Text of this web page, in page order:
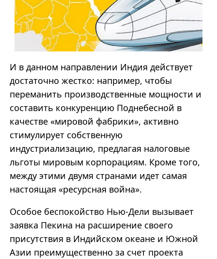
И в данном направлении Индия действует
достаточно жестко: например, чтобы
переманить производственные мощности и
составить конкуренцию Поднебесной в
качестве «мировой фабрики», активно
стимулирует собственную
индустриализацию, предлагая налоговые
льготы мировым корпорациям. Кроме того,
между этими двумя странами идет самая
настоящая «ресурсная война».
Особое беспокойство Нью-Дели вызывает
заявка Пекина на расширение своего
присутствия в Индийском океане и Южной
Азии преимущественно за счет проекта